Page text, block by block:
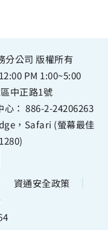
分公司 版權所有
PM 1:00~5:00
中正路1號
： 886-2-24206263
，Safari (螢幕最佳
資通安全政策